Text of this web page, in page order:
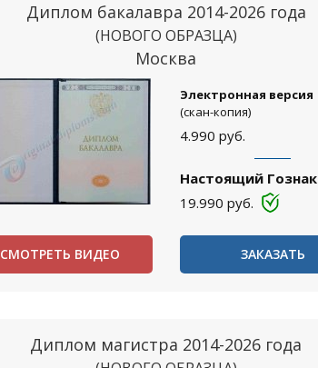
Диплом бакалавра 2014-2026 года
(НОВОГО ОБРАЗЦА)
Москва
Электронная версия
(скан-копия)
4.990 руб.
Настоящий Гознак
19.990 руб.
СМОТРЕТЬ ВИДЕО ЗАКАЗАТЬ
Диплом магистра 2014-2026 года